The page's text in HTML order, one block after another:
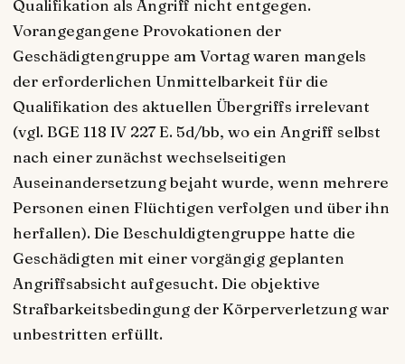
Qualifikation als Angriff nicht entgegen.
Vorangegangene Provokationen der
Geschädigtengruppe am Vortag waren mangels
der erforderlichen Unmittelbarkeit für die
Qualifikation des aktuellen Übergriffs irrelevant
(vgl. BGE 118 IV 227 E. 5d/bb, wo ein Angriff selbst
nach einer zunächst wechselseitigen
Auseinandersetzung bejaht wurde, wenn mehrere
Personen einen Flüchtigen verfolgen und über ihn
herfallen). Die Beschuldigtengruppe hatte die
Geschädigten mit einer vorgängig geplanten
Angriffsabsicht aufgesucht. Die objektive
Strafbarkeitsbedingung der Körperverletzung war
unbestritten erfüllt.